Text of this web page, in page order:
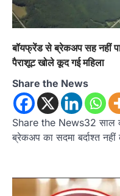
बॉयफ्रेंड से ब्रेकअप सह नहीं
पैराशूट खोले कूद गई महिला
Share the News
Share the News32 साल
ब्रेकअप का सदमा बर्दाश्त
2
फूंका
अल्मोड़ा
अगस्त
बनाने
संगठन
संगठन